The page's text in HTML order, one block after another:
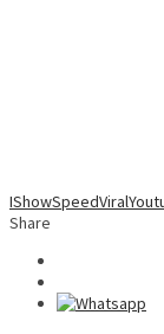
IShowSpeedViral
Share